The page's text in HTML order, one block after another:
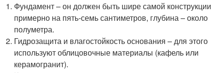
Фундамент – он должен быть шире самой конструкции
примерно на пять-семь сантиметров, глубина – около
полуметра.
Гидрозащита и влагостойкость основания – для этого
используют облицовочные материалы (кафель или
керамогранит).